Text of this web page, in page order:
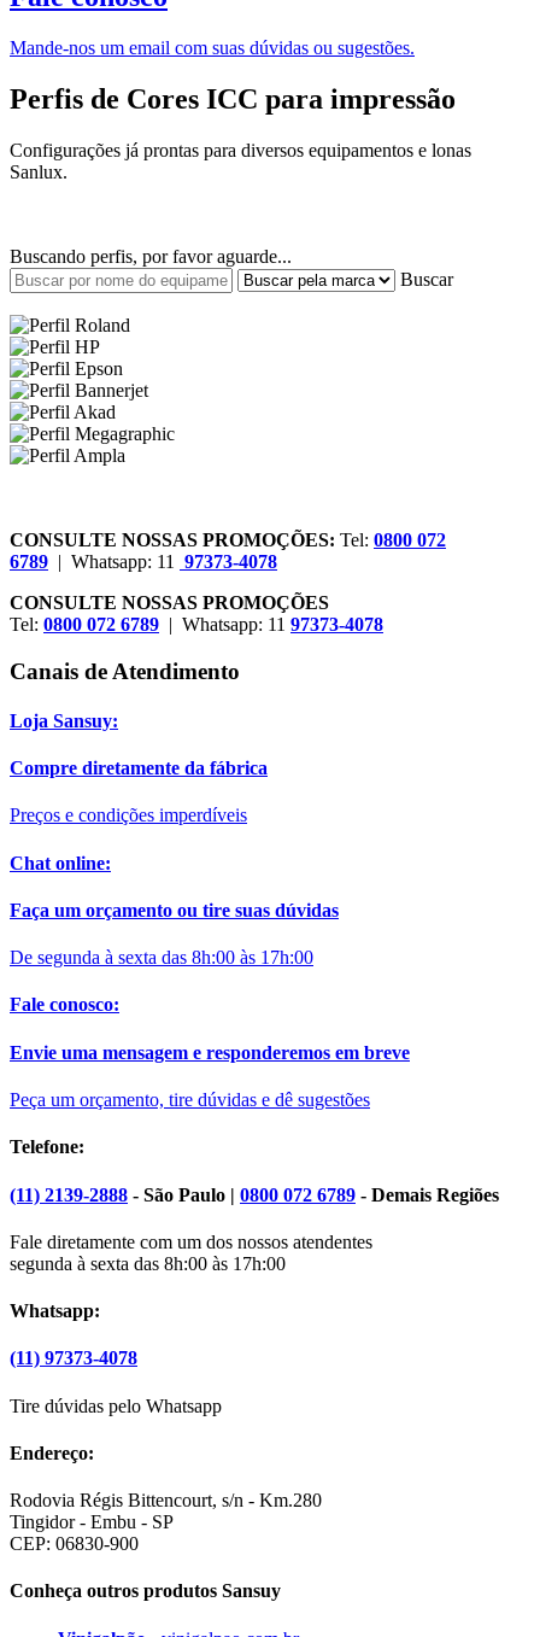
Mande-nos um email com suas dúvidas ou sugestões.
Perfis de Cores ICC para impressão
Configurações já prontas para diversos equipamentos e lonas
Sanlux.
Buscando perfis, por favor aguarde...
Buscar
CONSULTE NOSSAS PROMOÇÕES: Tel: 0800 072
6789 | Whatsapp: 11
97373-4078
CONSULTE NOSSAS PROMOÇÕES
Tel: 0800 072 6789 | Whatsapp: 11 97373-4078
Canais de Atendimento
Loja Sansuy:
Compre diretamente da fábrica
Preços e condições imperdíveis
Chat online:
Faça um orçamento ou tire suas dúvidas
De segunda à sexta das 8h:00 às 17h:00
Fale conosco:
Envie uma mensagem e responderemos em breve
Peça um orçamento, tire dúvidas e dê sugestões
Telefone:
(11) 2139-2888 - São Paulo | 0800 072 6789 - Demais Regiões
Fale diretamente com um dos nossos atendentes
segunda à sexta das 8h:00 às 17h:00
Whatsapp:
(11) 97373-4078
Tire dúvidas pelo Whatsapp
Endereço:
Rodovia Régis Bittencourt, s/n - Km.280
Tingidor - Embu - SP
CEP: 06830-900
Conheça outros produtos Sansuy